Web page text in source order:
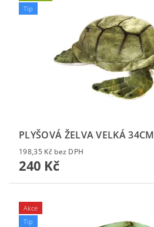
Tip
PLYŠOVÁ ŽELVA VELKÁ 34CM
198,35 Kč bez DPH
240 Kč
Akce
Tip